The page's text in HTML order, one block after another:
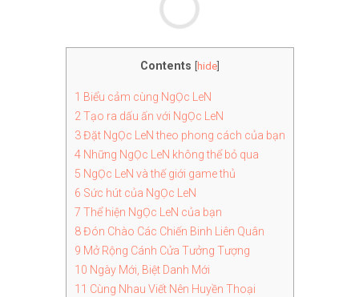
Contents hide]
1 Biểu cảm cùng NgỌc LeN
2Tạo ra dấu ấn với NgỌc LeN
3Đặt NgỌc LeN theo phong cách của bạn
4Những NgỌc LeN không thể bỏ qua
5 NgỌc LeN và thế giới game thủ
6 Sức hút của NgỌc LeN
7 Thể hiện NgỌc LeN của bạn
8Đón Chào Các Chiến Binh Liên Quân
9 Mở Rộng Cánh Cửa Tưởng Tượng
10 Ngày Mới, Biệt Danh Mới
11 Cùng Nhau Viết Nên Huyền Thoại